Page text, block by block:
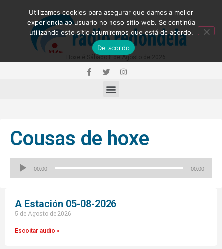
Cousas de hoxe
00:00 00:00
A Estación 05-08-2026
5 de Agosto de 2026
Escoitar audio »
Utilizamos cookies para asegurar que damos a mellor
experiencia ao usuario no noso sitio web. Se continúa
utilizando este sitio asumiremos que está de acordo.
De acordo